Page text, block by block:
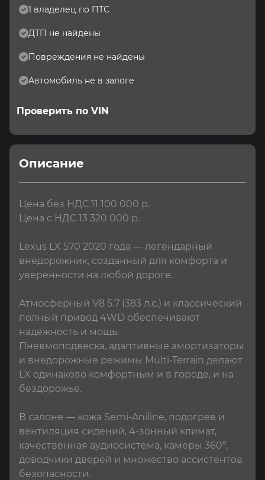
1 владелец по ПТС
ДТП не найдены
Повреждения не найдены
Автомобиль не в залоге
Проверить по VIN
Описание
Цена без НДС 11 100 000 р.
Цена с НДС 13 320 000 р.
Lexus LX 570 2020 года — легендарный
внедорожник, созданный для комфорта и
уверенности на любой дороге.
Атмосферный V8 5.7 (383 л.с.) и классический
полный привод 4WD обеспечивают
надёжность и мощь.
Пневмоподвеска, адаптивные амортизаторы
и внедорожные режимы Multi-Terrain делают
LX одинаково комфортным и в городе, и на
бездорожье.
В салоне — кожа Semi-Aniline, подогрев и
вентиляция сидений, 4-зонный климат,
качественная аудиосистема, камеры 360°,
доводчики дверей и множество ассистентов
безопасности.